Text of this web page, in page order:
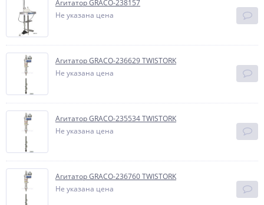
Агитатор GRACO-238157
Не указана цена
Агитатор GRACO-236629 TWISTORK
Не указана цена
Агитатор GRACO-235534 TWISTORK
Не указана цена
Агитатор GRACO-236760 TWISTORK
Не указана цена